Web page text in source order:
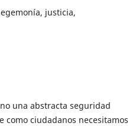
justicia,
una abstracta seguridad
como ciudadanos necesitamos